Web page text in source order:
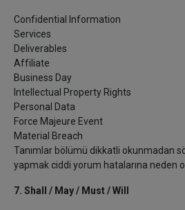
Confidential Information
Services
Deliverables
Affiliate
Business Day
Intellectual Property Rights
Personal Data
Force Majeure Event
Material Breach
Tanımlar bölümü dikkatli okunmadan
yapmak ciddi yorum hatalarına neden
7. Shall / May / Must / Will